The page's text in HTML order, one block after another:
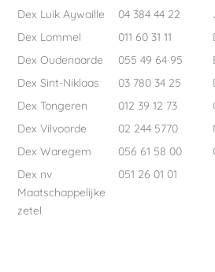
Dex Luik Aywaille
04 384 44 22
Dex Lommel
011 60 31 11
Dex Oudenaarde
055 49 64 95
Dex Sint-Niklaas
03 780 34 25
Dex Tongeren
012 39 12 73
Dex Vilvoorde
02 244 5770
Dex Waregem
056 61 58 00
Dex nv
Maatschappelijke
zetel
051 26 01 01